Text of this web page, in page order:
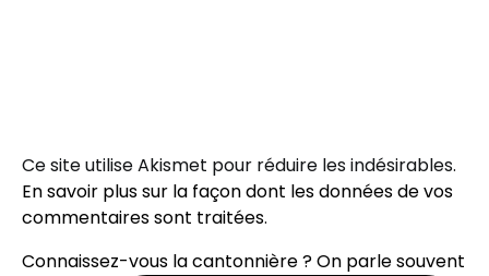
Ce site utilise Akismet pour réduire les indésirables.
En savoir plus sur la façon dont les données de vos
commentaires sont traitées.
Connaissez-vous la cantonnière ? On parle souvent